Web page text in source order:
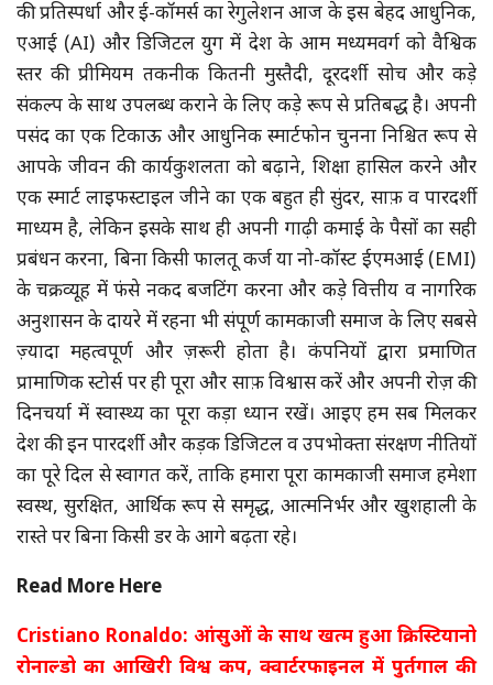
की प्रतिस्पर्धा और ई-कॉमर्स का रेगुलेशन आज के इस बेहद आधुनिक,
एआई (AI) और डिजिटल युग में देश के आम मध्यमवर्ग को वैश्विक
स्तर की प्रीमियम तकनीक कितनी मुस्तैदी, दूरदर्शी सोच और कड़े
संकल्प के साथ उपलब्ध कराने के लिए कड़े रूप से प्रतिबद्ध है। अपनी
पसंद का एक टिकाऊ और आधुनिक स्मार्टफोन चुनना निश्चित रूप से
आपके जीवन की कार्यकुशलता को बढ़ाने, शिक्षा हासिल करने और
एक स्मार्ट लाइफस्टाइल जीने का एक बहुत ही सुंदर, साफ़ व पारदर्शी
माध्यम है, लेकिन इसके साथ ही अपनी गाढ़ी कमाई के पैसों का सही
प्रबंधन करना, बिना किसी फालतू कर्ज या नो-कॉस्ट ईएमआई (EMI)
के चक्रव्यूह में फंसे नकद बजटिंग करना और कड़े वित्तीय व नागरिक
अनुशासन के दायरे में रहना भी संपूर्ण कामकाजी समाज के लिए सबसे
ज़्यादा महत्वपूर्ण और ज़रूरी होता है। कंपनियों द्वारा प्रमाणित
प्रामाणिक स्टोर्स पर ही पूरा और साफ़ विश्वास करें और अपनी रोज़ की
दिनचर्या में स्वास्थ्य का पूरा कड़ा ध्यान रखें। आइए हम सब मिलकर
देश की इन पारदर्शी और कड़क डिजिटल व उपभोक्ता संरक्षण नीतियों
का पूरे दिल से स्वागत करें, ताकि हमारा पूरा कामकाजी समाज हमेशा
स्वस्थ, सुरक्षित, आर्थिक रूप से समृद्ध, आत्मनिर्भर और खुशहाली के
रास्ते पर बिना किसी डर के आगे बढ़ता रहे।
Read More Here
Cristiano Ronaldo: आंसुओं के साथ खत्म हुआ क्रिस्टियानो
रोनाल्डो का आखिरी विश्व कप, क्वार्टरफाइनल में पुर्तगाल की